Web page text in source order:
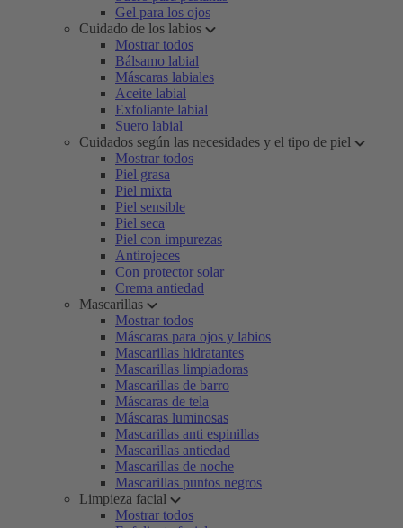
Gel para los ojos
Cuidado de los labios
Mostrar todos
Bálsamo labial
Máscaras labiales
Aceite labial
Exfoliante labial
Suero labial
Cuidados según las necesidades y el tipo de piel
Mostrar todos
Piel grasa
Piel mixta
Piel sensible
Piel seca
Piel con impurezas
Antirojeces
Con protector solar
Crema antiedad
Mascarillas
Mostrar todos
Máscaras para ojos y labios
Mascarillas hidratantes
Mascarillas limpiadoras
Mascarillas de barro
Máscaras de tela
Máscaras luminosas
Mascarillas anti espinillas
Mascarillas antiedad
Mascarillas de noche
Mascarillas puntos negros
Limpieza facial
Mostrar todos